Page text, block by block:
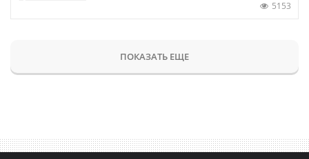
5153
ПОКАЗАТЬ ЕЩЕ